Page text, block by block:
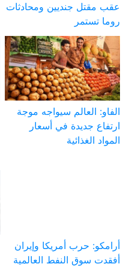
عقب مقتل جنديين ومحادثات
روما تستمر
الفاو: العالم سيواجه موجة
ارتفاع جديدة في أسعار
المواد الغذائية
أرامكو: حرب أمريكا وإيران
أفقدت سوق النفط العالمية